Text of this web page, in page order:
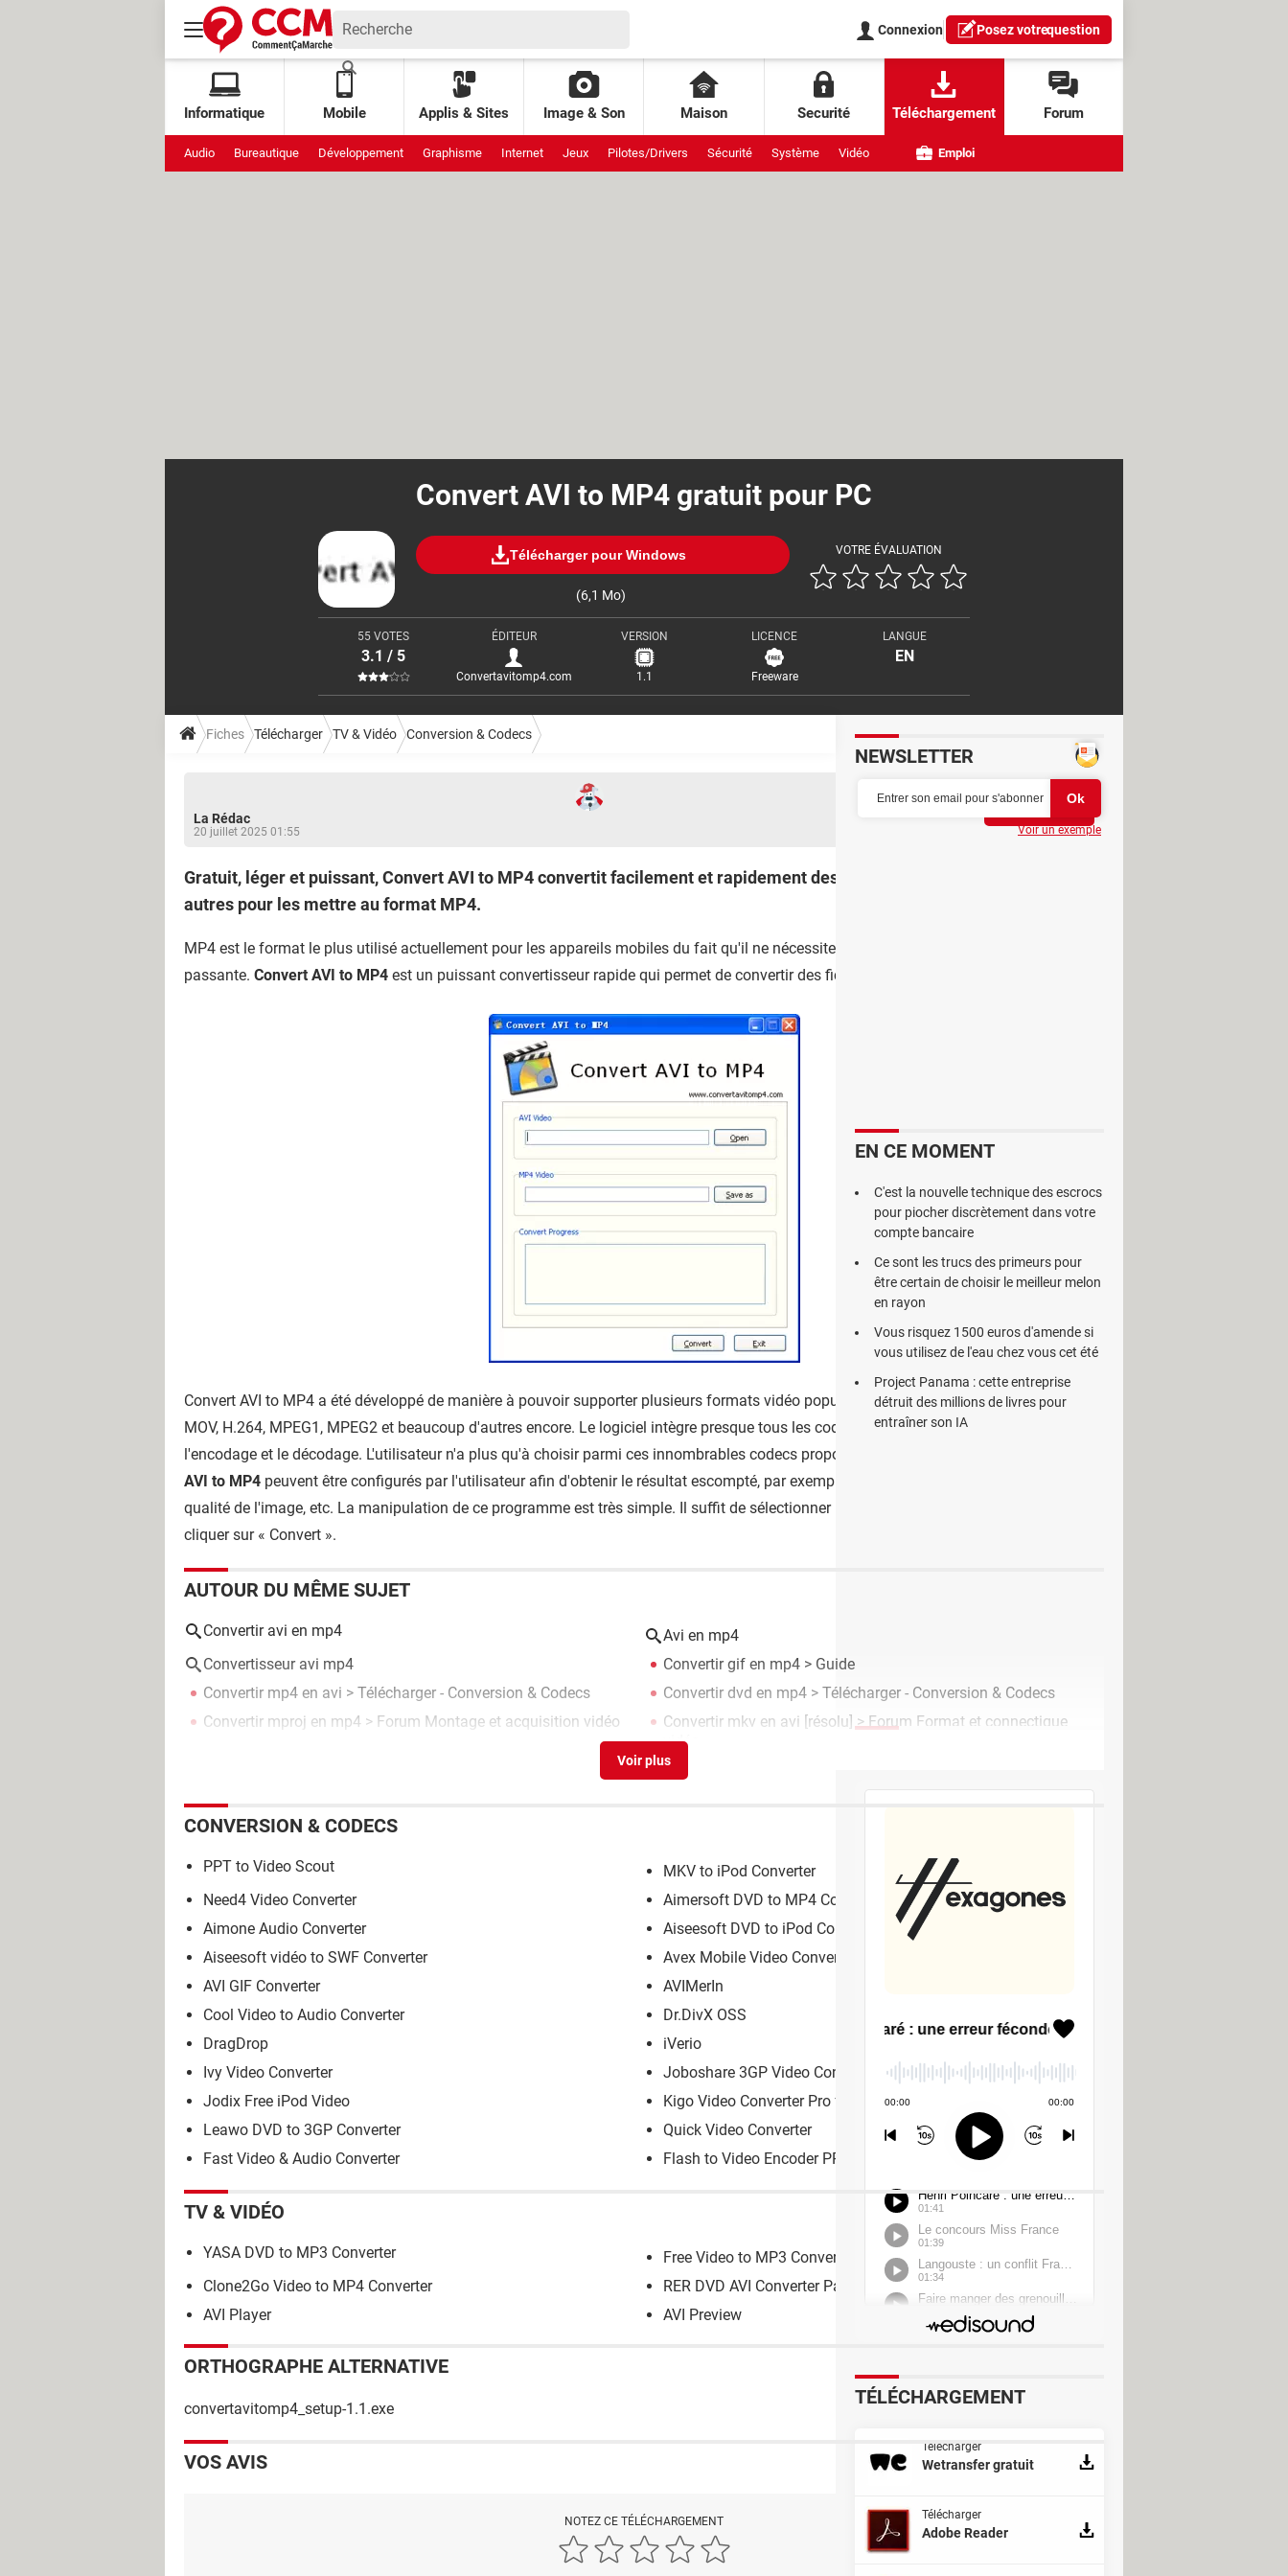
Connexion Posez votrequestion
Informatique Mobile Applis & Sites Image & Son Maison Securité Téléchargement Forum
Audio Bureautique Développement Graphisme Internet Jeux Pilotes/Drivers Sécurité Système Vidéo Emploi
Convert AVI to MP4 gratuit pour PC
Télécharger pour Windows
(6,1 Mo)
VOTRE ÉVALUATION
55 VOTES
3.1 / 5
ÉDITEUR
Convertavitomp4.com
VERSION
1.1
LICENCE
Freeware
LANGUE
EN
Fiches Télécharger TV & Vidéo Conversion & Codecs
La Rédac
20 juillet 2025 01:55
Gratuit, léger et puissant, Convert AVI to MP4 convertit facilement et rapidement des vidéos AVI, Divx, Xvid, MOV et
autres pour les mettre au format MP4.
MP4 est le format le plus utilisé actuellement pour les appareils mobiles du fait qu'il ne nécessite qu'une faible quantité de bande
passante. Convert AVI to MP4 est un puissant convertisseur rapide qui permet de convertir des fichiers AVI en MP4.
Convert AVI to MP4 a été développé de manière à pouvoir supporter plusieurs formats vidéo populaires tels qu'AVI, DivX, Xvid, WMA,
MOV, H.264, MPEG1, MPEG2 et beaucoup d'autres encore. Le logiciel intègre presque tous les codecs vidéo les plus courants pour
l'encodage et le décodage. L'utilisateur n'a plus qu'à choisir parmi ces innombrables codecs proposés. Certains paramètres de
AVI to MP4 peuvent être configurés par l'utilisateur afin d'obtenir le résultat escompté, par exemple la largeur de la vidéo, la hauteur, la
qualité de l'image, etc. La manipulation de ce programme est très simple. Il suffit de sélectionner le dossier de destination, le
cliquer sur « Convert ».
AUTOUR DU MÊME SUJET
Convertir avi en mp4
Avi en mp4
Convertisseur avi mp4
Convertir gif en mp4 > Guide
Convertir mp4 en avi > Télécharger - Conversion & Codecs Convertir dvd en mp4 > Télécharger - Conversion & Codecs
Convertir mproj en mp4 > Forum Montage et acquisition vidéo Convertir mkv en avi [résolu] >Forum Format et connectique
vidéo
CONVERSION & CODECS
PPT to Video Scout
MKV to iPod Converter
Need4 Video Converter
Aimersoft DVD to MP4 Converter
Aimone Audio Converter
Aiseesoft DVD to iPod Converter
Aiseesoft vidéo to SWF Converter
Avex Mobile Video Converter
AVI GIF Converter
AVIMerIn
Cool Video to Audio Converter
Dr.DivX OSS
DragDrop
iVerio
Ivy Video Converter
Joboshare 3GP Video Converter
Jodix Free iPod Video
Kigo Video Converter Pro for Mac
Leawo DVD to 3GP Converter
Quick Video Converter
Fast Video & Audio Converter
Flash to Video Encoder PRO
TV & VIDÉO
YASA DVD to MP3 Converter
Free Video to MP3 Converter
Clone2Go Video to MP4 Converter
RER DVD AVI Converter Pack
AVI Player
AVI Preview
ORTHOGRAPHE ALTERNATIVE
convertavitomp4_setup-1.1.exe
VOS AVIS
NOTEZ CE TÉLÉCHARGEMENT
NEWSLETTER
Voir un exemple
EN CE MOMENT
C'est la nouvelle technique des escrocs
pour piocher discrètement dans votre
compte bancaire
Ce sont les trucs des primeurs pour
être certain de choisir le meilleur melon
en rayon
Vous risquez 1500 euros d'amende si
vous utilisez de l'eau chez vous cet été
Project Panama : cette entreprise
détruit des millions de livres pour
entraîner son IA
TÉLÉCHARGEMENT
Télécharger
Wetransfer gratuit
Télécharger
Adobe Reader